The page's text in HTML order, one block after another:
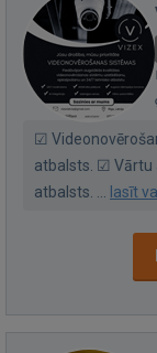
☑
atbalsts. ☑ Vārtu
atbalsts. ...
lasīt